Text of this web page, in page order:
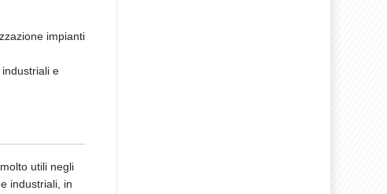
impianti
e
utili negli
industriali, in